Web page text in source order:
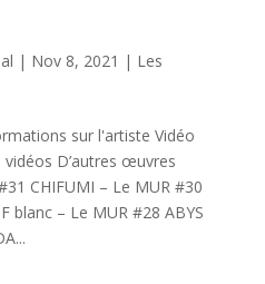
| Nov 8, 2021 | Les
sur l'artiste Vidéo
D’autres œuvres
CHIFUMI – Le MUR #30
blanc – Le MUR #28 ABYS